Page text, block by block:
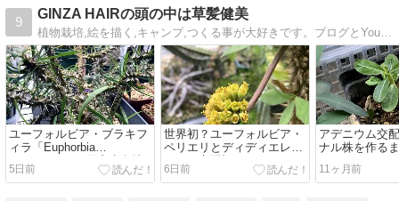
9
GINZA HAIRの頭の中は草髪健美
植物栽培,絵を描く,キャンプ,つくる事が大好きです。ブログとYouTubeで草髪健美発信中！ 20年の髪質性格研究と理美容世界大会・技能五輪国際大会の優勝の経験を元に美容室と髪質性格診断を運営。子供4人（成人高中小）のパパしてます。
ユーフォルビア・ブラキフ
ィラ「Euphorbia
brachyphylla」原産生息地
と育て方
5日前
世界初？ユーフォルビア・
ペリエリとディディエレオ
イデス交配記録
6日前
アデニウム交
ナル株を作る
11ヶ月前